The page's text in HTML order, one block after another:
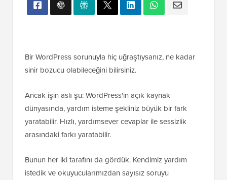
Bir WordPress sorunuyla hiç uğraştıysanız, ne kadar
sinir bozucu olabileceğini bilirsiniz.
Ancak işin aslı şu: WordPress'in açık kaynak
dünyasında, yardım isteme şekliniz büyük bir fark
yaratabilir. Hızlı, yardımsever cevaplar ile sessizlik
arasındaki farkı yaratabilir.
Bunun her iki tarafını da gördük. Kendimiz yardım
istedik ve okuyucularımızdan sayısız soruyu